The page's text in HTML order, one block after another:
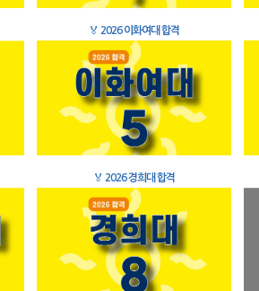
🏅 2026 이화여대 합격
🏅 2026 경희대 합격